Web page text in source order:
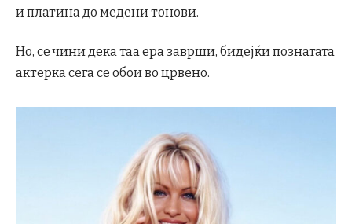
и платина до медени тонови.
Но, се чини дека таа ера заврши, бидејќи познатата
актерка сега се обои во црвено.